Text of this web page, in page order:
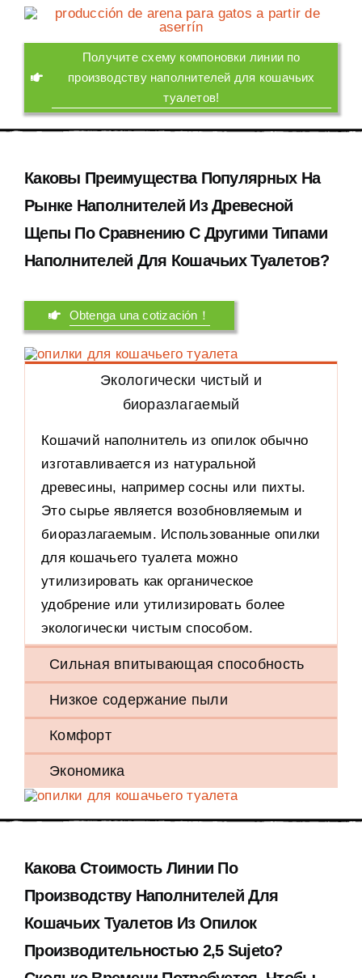
Получите схему компоновки линии по
производству наполнителей для кошачьих
туалетов!
Каковы Преимущества Популярных На
Рынке Наполнителей Из Древесной
Щепы По Сравнению С Другими Типами
Наполнителей Для Кошачьих Туалетов?
Obtenga una cotización！
Экологически чистый и
биоразлагаемый
Кошачий наполнитель из опилок обычно
изготавливается из натуральной
древесины, например сосны или пихты.
Это сырье является возобновляемым и
биоразлагаемым. Использованные опилки
для кошачьего туалета можно
утилизировать как органическое
удобрение или утилизировать более
экологически чистым способом.
Сильная впитывающая способность
Низкое содержание пыли
Комфорт
Экономика
Какова Стоимость Линии По
Производству Наполнителей Для
Кошачьих Туалетов Из Опилок
Производительностью2,5 Sujeto?